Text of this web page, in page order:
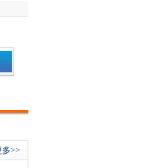
多>>